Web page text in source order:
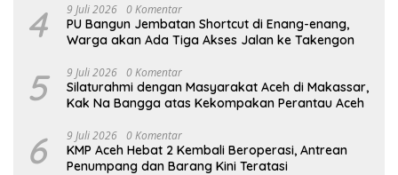
4 9 Juli 2026 0 Komentar
PU Bangun Jembatan Shortcut di Enang-enang,
Warga akan Ada Tiga Akses Jalan ke Takengon
5 9 Juli 2026 0 Komentar
Silaturahmi dengan Masyarakat Aceh di Makassar,
Kak Na Bangga atas Kekompakan Perantau Aceh
6 9 Juli 2026 0 Komentar
KMP Aceh Hebat 2 Kembali Beroperasi, Antrean
Penumpang dan Barang Kini Teratasi